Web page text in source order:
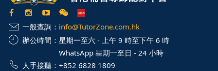
一般查詢： info@TutorZone.com.hk
辦公時間： 星期一至六 - 上午 9 時至下午 6 時
WhatsApp 星期一至日 - 24 小時
人手接聽： +852 6828 1809